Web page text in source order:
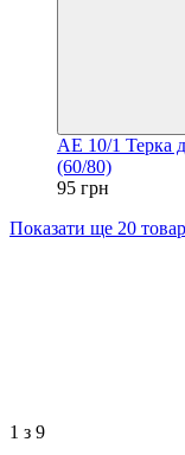
AE 10/1 Терка
(60/80)
95 грн
Показати ще 20
1 з 9